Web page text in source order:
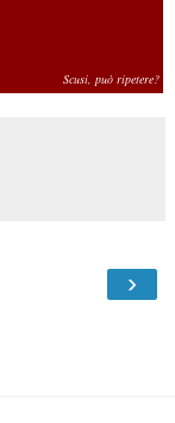
Scusi, può ripetere?
›